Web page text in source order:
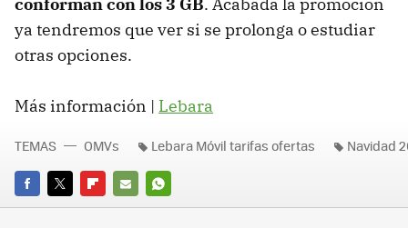
conforman con los 3 GB. Acabada la promoción
ya tendremos que ver si se prolonga o estudiar
otras opciones.
Más información | Lebara
FACEBOOK
TWITTERFLIPBOARD
E-
WHATSAPP
TEMAS OMVs Lebara Móvil tarifas ofertas Navidad